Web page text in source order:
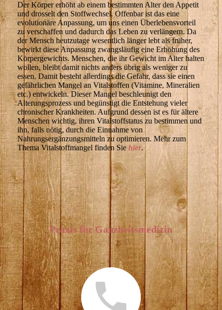
Der Körper erhöht ab einem bestimmten Alter den Appetit
und drosselt den Stoffwechsel. Offenbar ist das eine
evolutionäre Anpassung, um uns einen Überlebensvorteil
zu verschaffen und dadurch das Leben zu verlängern. Da
der Mensch heutzutage wesentlich länger lebt als früher,
bewirkt diese Anpassung zwangsläufig eine Erhöhung des
Körpergewichts. Menschen, die ihr Gewicht im Alter halten
wollen, bleibt damit nichts anders übrig als weniger zu
essen. Damit besteht allerdings die Gefahr, dass sie einen
gefährlichen Mangel an Vitalstoffen (Vitamine, Mineralien
etc.) entwickeln. Dieser Mangel beschleunigt den
Alterungsprozess und begünstigt die Entstehung vieler
chronischer Krankheiten. Aufgrund dessen ist es für ältere
Menschen wichtig, ihren Vitalstoffstatus zu bestimmen und
ihn, falls nötig, durch die Einnahme von
Nahrungsergänzungsmitteln zu optimieren. Mehr zum
Thema Vitalstoffmangel finden Sie hier.
Praxis für Ganzheitsmedizin